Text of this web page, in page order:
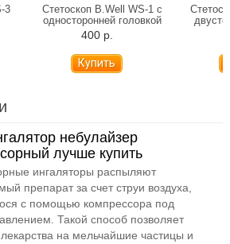
3
Стетоскоп B.Well WS-1 с
односторонней головкой
400 р.
небулайзер
лучше купить
ингаляторы распыляют
препарат за счет струи воздуха,
с помощью компрессора под
Такой способ позволяет
лекарства на мельчайшие частицы и